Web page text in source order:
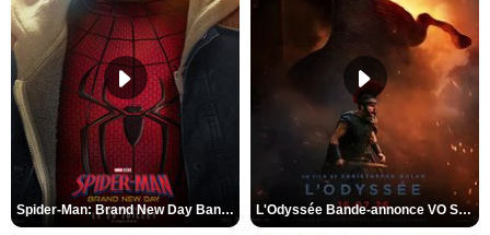
Spider-Man: Brand New Day Bande-annonce VO STFR L'Odyssée Bande-annonce VO STFR